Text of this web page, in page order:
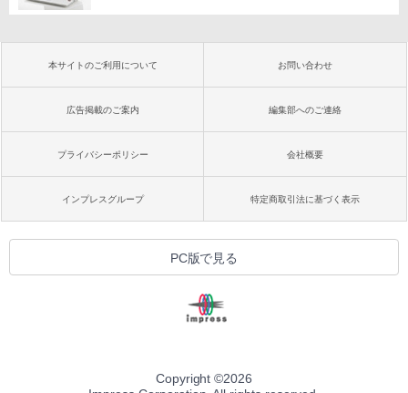
本サイトのご利用について お問い合わせ
広告掲載のご案内 編集部へのご連絡
プライバシーポリシー 会社概要
インプレスグループ 特定商取引法に基づく表示
PC版で見る
Copyright ©2026